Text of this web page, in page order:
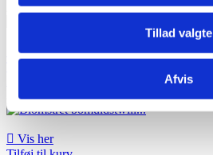
Tillad valgte
Afvis
239,00 kr. per meter Pris
Vis her
Blomstret bomuldstwill LaTaTe - grå
249,00 kr. per meter
 Vis her